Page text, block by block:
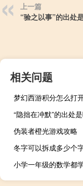
上一篇
“验之以事”的出处
相关问题
梦幻西游积分怎么打
“隐拙在冲默”的出处
伪装者橙光游戏攻略
冬字可以拆成多少个
小学一年级的数学都